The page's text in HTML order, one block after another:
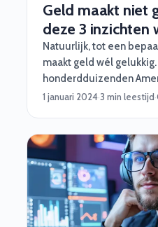
Geld maakt niet
deze 3 inzichten
Natuurlijk, tot een
maakt geld wél
honderdduizenden
aangetoond. Maar.. als
onze nerds precies dát
1 januari 2024·3 min leestijd·